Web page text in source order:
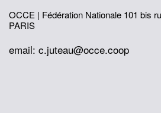
OCCE | Fédération Nationale 101 bis
PARIS
email: c.juteau@occe.coop